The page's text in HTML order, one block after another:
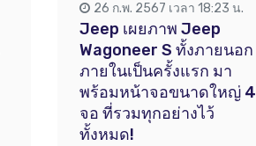
26 ก.พ. 2567 เวลา 18:23 น.
Jeep เผยภาพ Jeep
Wagoneer S ทั้งภายนอก
ภายในเป็นครั้งแรก มา
พร้อมหน้าจอขนาดใหญ่ 4
จอ ที่รวมทุกอย่างไว้
ทั้งหมด!